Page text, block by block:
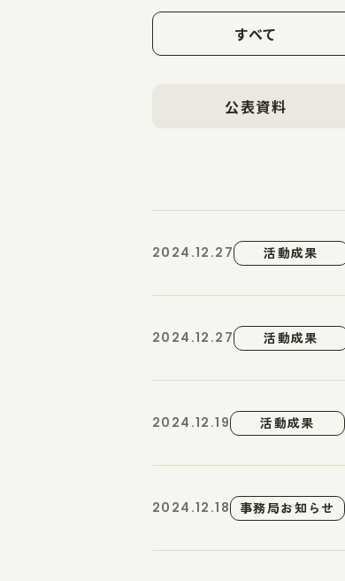
すべて
公表資料
2024.12.27 活動成果
2024.12.27 活動成果
2024.12.19 活動成果
2024.12.18 事務局お知らせ